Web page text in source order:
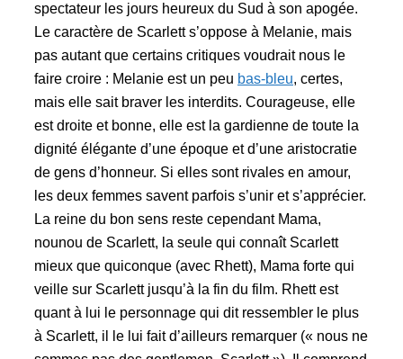
spectateur les jours heureux du Sud à son apogée.
Le caractère de Scarlett s’oppose à Melanie, mais
pas autant que certains critiques voudrait nous le
faire croire : Melanie est un peu bas-bleu, certes,
mais elle sait braver les interdits. Courageuse, elle
est droite et bonne, elle est la gardienne de toute la
dignité élégante d’une époque et d’une aristocratie
de gens d’honneur. Si elles sont rivales en amour,
les deux femmes savent parfois s’unir et s’apprécier.
La reine du bon sens reste cependant Mama,
nounou de Scarlett, la seule qui connaît Scarlett
mieux que quiconque (avec Rhett), Mama forte qui
veille sur Scarlett jusqu’à la fin du film. Rhett est
quant à lui le personnage qui dit ressembler le plus
à Scarlett, il le lui fait d’ailleurs remarquer (« nous ne